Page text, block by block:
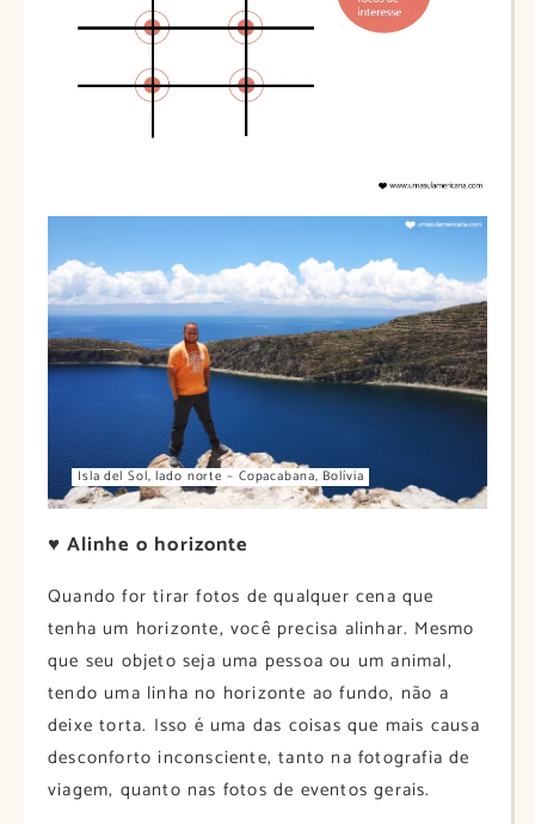
Isla del Sol, lado norte – Copacabana, Bolívia
♥ Alinhe o horizonte
Quando for tirar fotos de qualquer cena que
tenha um horizonte, você precisa alinhar. Mesmo
que seu objeto seja uma pessoa ou um animal,
tendo uma linha no horizonte ao fundo, não a
deixe torta. Isso é uma das coisas que mais causa
desconforto inconsciente, tanto na fotografia de
viagem, quanto nas fotos de eventos gerais.